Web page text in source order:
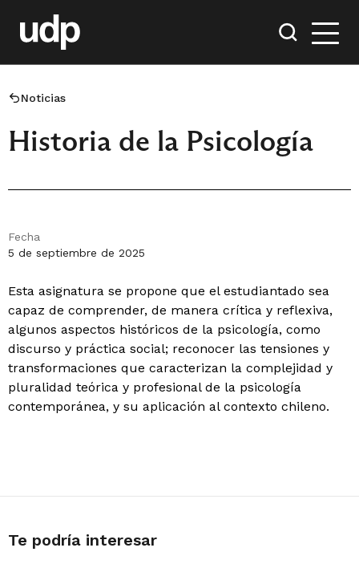
Noticias
Historia de la Psicología
Fecha
5 de septiembre de 2025
Esta asignatura se propone que el estudiantado sea
capaz de comprender, de manera crítica y reflexiva,
algunos aspectos históricos de la psicología, como
discurso y práctica social; reconocer las tensiones y
transformaciones que caracterizan la complejidad y
pluralidad teórica y profesional de la psicología
contemporánea, y su aplicación al contexto chileno.
Te podría interesar